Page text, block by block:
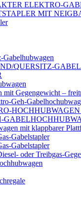
ELEKTRO-
MIT
QUERSITZ-
mit Gegengewicht –
Geh-
mit klappbarer
Gabelstapler
Gabelstapler
oder Treibgas-